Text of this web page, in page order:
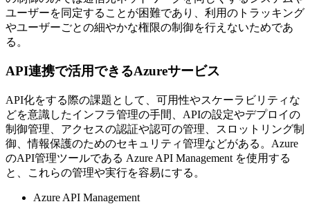
ユーザーを同定することが困難であり、利用のトラッキング
やユーザーごとの細やかな権限の制御を行えないためであ
る。
API連携で活用できるAzureサービス
API化をする際の課題として、可用性やスケーラビリティな
どを意識したインフラ管理の手間、APIの設定やデプロイの
制御管理、アクセスの認証や認可の管理、スロットリング制
御、情報保護のためのセキュリティ管理などがある。Azure
のAPI管理ツールである Azure API Management を使用する
と、これらの管理や実行を容易にする。
Azure API Management